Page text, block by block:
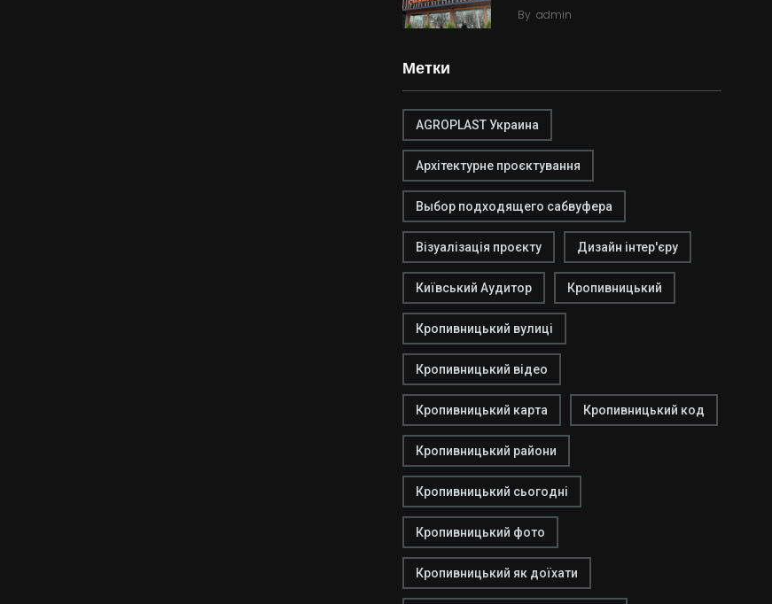
By admin
Метки
AGROPLAST Украина
Архітектурне проєктування
Выбор подходящего сабвуфера
Візуалізація проєкту Дизайн інтер'єру
Київський Аудитор Кропивницький
Кропивницький вулиці
Кропивницький відео
Кропивницький карта Кропивницький код
Кропивницький райони
Кропивницький сьогодні
Кропивницький фото
Кропивницький як доїхати